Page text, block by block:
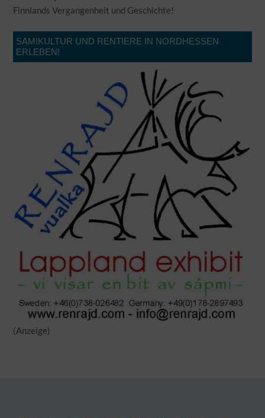
Finnlands Vergangenheit und Geschichte!
SAMIKULTUR UND RENTIERE IN NORDHESSEN
ERLEBEN!
(Anzeige)